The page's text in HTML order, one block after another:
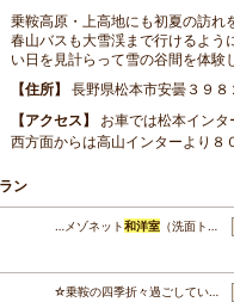
乗鞍高原・上高地にも初夏の訪れ
春山バスも大雪渓まで行けるよう
い日を見計らって雪の谷間を体験
住所
長野県松本市安曇３９
アクセス
お車では松本イン
西方面からは高山インターより８
ン
…メゾネット和洋室 （洗面ト…
☆乗鞍の四季折々過ごしてい…